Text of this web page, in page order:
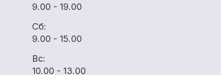
9.00 - 19.00
Сб:
9.00 - 15.00
Вс:
10.00 - 13.00